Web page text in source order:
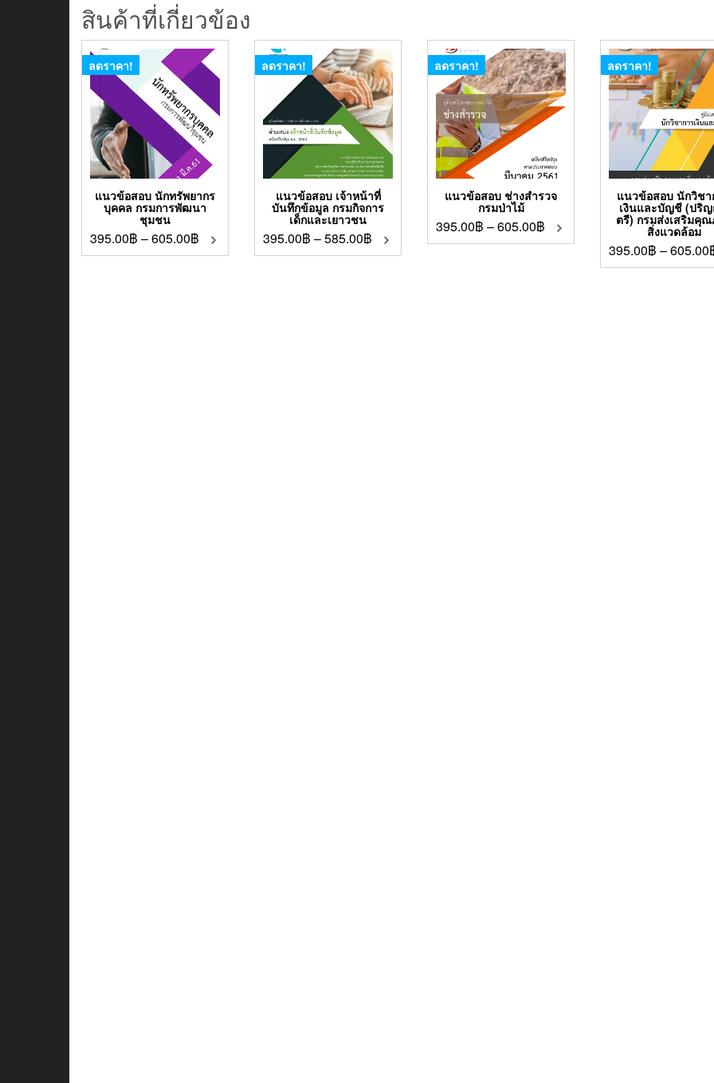
สินค้าที่เกี่ยวข้อง
ลดราคา!
แนวข้อสอบ นักทรัพยากร
บุคคล กรมการพัฒนา
ชุมชน
395.00฿ –605.00฿
ลดราคา!
แนวข้อสอบ เจ้าหน้าที่
บันทึกข้อมูล กรมกิจการ
เด็กและเยาวชน
395.00฿ –585.00฿
ลดราคา!
แนวข้อสอบ ช่างสำรวจ
กรมป่าไม้
395.00฿ –605.00฿
ลดราคา!
แนวข้อสอบ นักวิชา
เงินและบัญชี (ปริ
ตรี) กรมส่งเสริมคุ
สิ่งแวดล้อม
395.00฿ –605.00